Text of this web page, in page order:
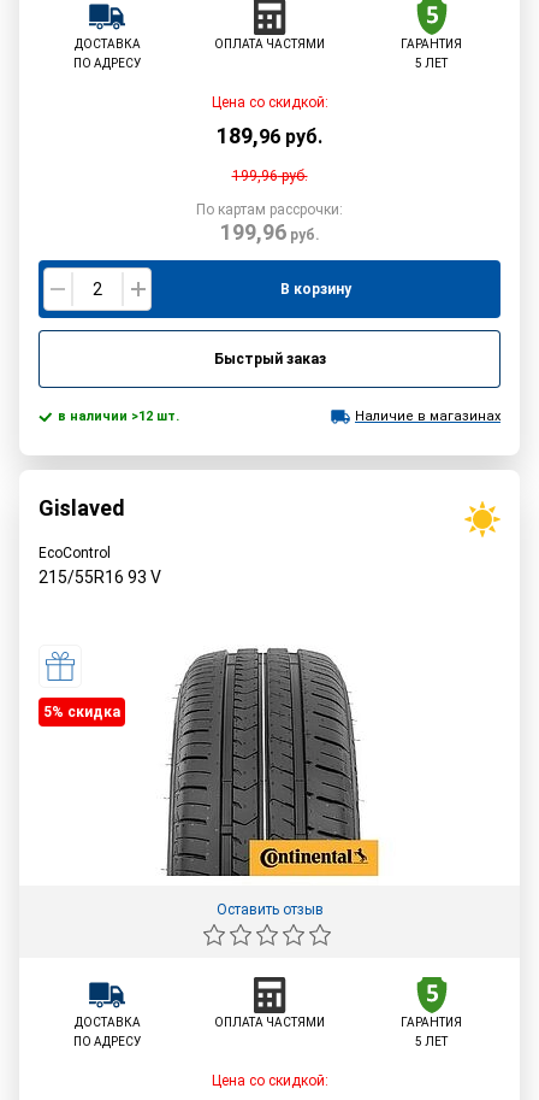
ДОСТАВКА
ПО АДРЕСУ
ОПЛАТА ЧАСТЯМИ
ГАРАНТИЯ
5 ЛЕТ
Цена со скидкой:
189,96 руб.
199,96руб.
По картам рассрочки:
199,96руб.
В корзину
Быстрый заказ
в наличии >12 шт. Наличие в магазинах
Gislaved
EcoControl
215/55R16 93 V
5% cкидка
Оставить отзыв
ДОСТАВКА
ПО АДРЕСУ
ОПЛАТА ЧАСТЯМИ
ГАРАНТИЯ
5 ЛЕТ
Цена со скидкой: